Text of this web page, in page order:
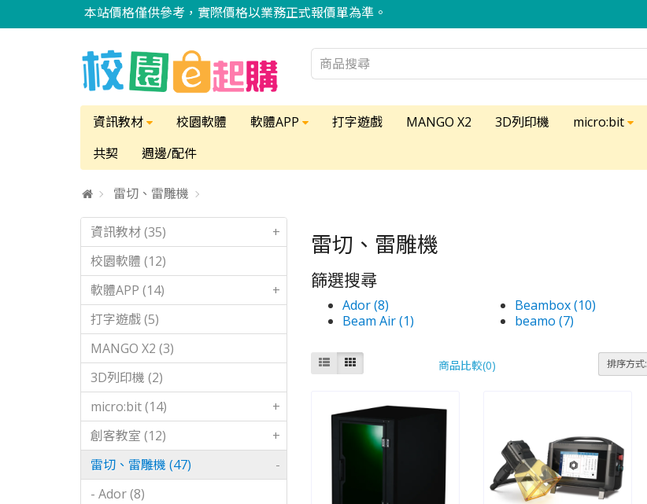
本站價格僅供參考，實際價格以業務正式報價單為準。
資訊教材 校園軟體 軟體APP 打字遊戲 MANGO X2 3D列印機 micro:bit
共契
週邊/配件
雷切、雷雕機
資訊教材 (35)
+
校園軟體 (12)
軟體APP (14)
+
打字遊戲 (5)
MANGO X2 (3)
3D列印機 (2)
micro:bit (14)
+
創客教室 (12)
+
雷切、雷雕機 (47)
-
- Ador (8)
雷切、雷雕機
篩選搜尋
Ador (8)
Beam Air (1)
Beambox (10)
beamo (7)
商品比較(0) 排序方式: